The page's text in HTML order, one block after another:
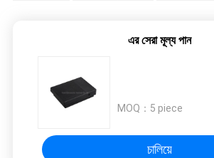
strain during long sessions.
4's visual clarity is fantastic
IPD correctly. The manual
smooth, and finding that sweet
এর সেরা মূল্য পান
MOQ： 5 piece
চালিয়ে